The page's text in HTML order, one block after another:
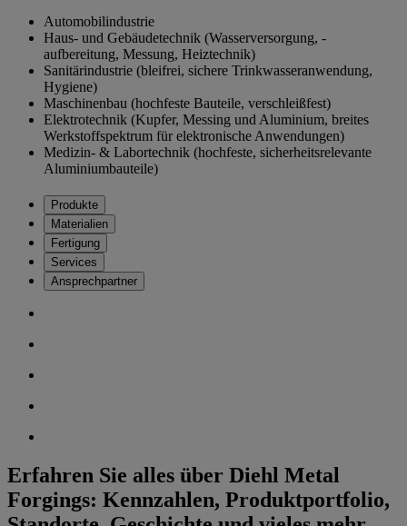
Automobilindustrie
Haus- und Gebäudetechnik (Wasserversorgung, -
aufbereitung, Messung, Heiztechnik)
Sanitärindustrie (bleifrei, sichere Trinkwasseranwendung,
Hygiene)
Maschinenbau (hochfeste Bauteile, verschleißfest)
Elektrotechnik (Kupfer, Messing und Aluminium, breites
Werkstoffspektrum für elektronische Anwendungen)
Medizin- & Labortechnik (hochfeste, sicherheitsrelevante
Aluminiumbauteile)
Produkte
Materialien
Fertigung
Services
Ansprechpartner
Erfahren Sie alles über Diehl Metal
Forgings: Kennzahlen, Produktportfolio,